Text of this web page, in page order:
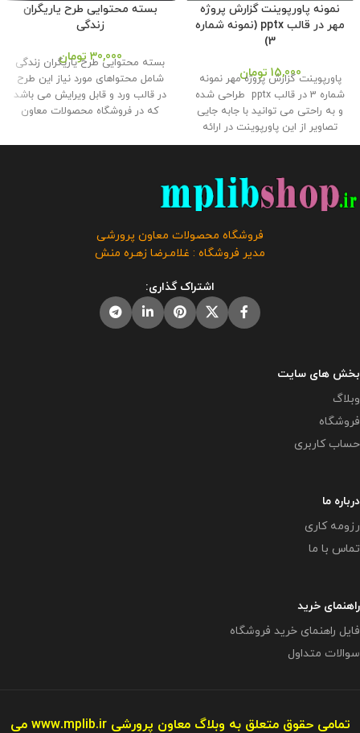
نمونه پاورپوینت گزارش پروژه
مهر در قالب pptx (نمونه شماره
3)
15,000 تومان
پاورپوینت گزارش پروژه مهر نمونه
شماره 3 در قالب pptx طراحی شده
و به راحتی می توانید با جابه جایی
تصاویر از این پاورپوینت در ارائه
گزارش پروژه مهر به اداره استفاده
در فروشگاه محصولات معاون
پرورشی طراحی و تولید گردیده است
. حجم فایل : 10 مگابایت
کلیه حقوق
معاون پرورشی متعلق می باشد و
فروش و انتشار این محصول به هر
بسته محتوایی طرح یاریگران
زندگی
30,000 تومان
بسته محتوایی طرح یاریگران زندگی
شامل محتواهای مورد نیاز این طرح
در قالب ورد و قابل ویرایش می باشد
که در فروشگاه محصولات معاون
تولید گردیده است . حجم فایل : 16
باشد.فروشگاه محصولات معاون پرورشی
مدیر فروشگاه : غلامـرضا زهـره منش
اشتراک گذاری:
بخش های سایت
وبلاگ
فروشگاه
حساب کاربری
درباره ما
رزومه کاری
تماس با ما
راهنمای خرید
فایل راهنمای خرید فروشگاه
سوالات متداول
تمامی حقوق متعلق به وبلاگ معاون پرورشیwww.mplib.ir می